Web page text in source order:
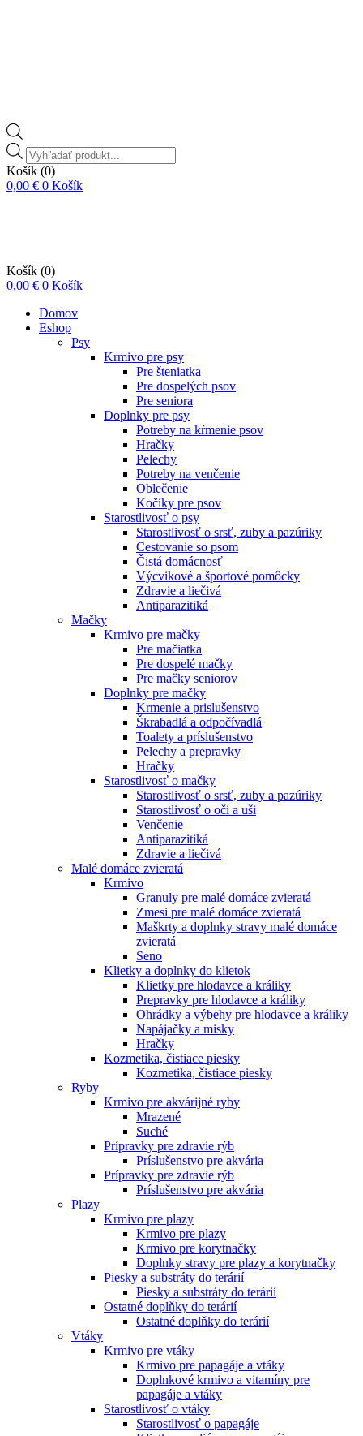
Vyhľadávanie
produktov
Košík (0)
0,00 € 0 Košík
Košík (0)
0,00 € 0 Košík
Domov
Eshop
Psy
Krmivo pre psy
Pre šteniatka
Pre dospelých psov
Pre seniora
Doplnky pre psy
Potreby na kŕmenie psov
Hračky
Pelechy
Potreby na venčenie
Oblečenie
Kočíky pre psov
Starostlivosť o psy
Starostlivosť o srsť, zuby a pazúriky
Cestovanie so psom
Čistá domácnosť
Výcvikové a športové pomôcky
Zdravie a liečivá
Antiparazitiká
Mačky
Krmivo pre mačky
Pre mačiatka
Pre dospelé mačky
Pre mačky seniorov
Doplnky pre mačky
Krmenie a prislušenstvo
Škrabadlá a odpočívadlá
Toalety а príslušenstvo
Pelechy a prepravky
Hračky
Starostlivosť o mačky
Starostlivosť o srsť, zuby a pazúriky
Starostlivosť o oči a uši
Venčenie
Antiparazitiká
Zdravie a liečivá
Malé domáce zvieratá
Krmivo
Granuly pre malé domáce zvieratá
Zmesi pre malé domáce zvieratá
Maškrty a doplnky stravy malé domáce
zvieratá
Seno
Klietky a doplnky do klietok
Klietky pre hlodavce a králiky
Prepravky pre hlodavce a králiky
Ohrádky a výbehy pre hlodavce a králiky
Napájačky a misky
Hračky
Kozmetika, čistiace piesky
Kozmetika, čistiace piesky
Ryby
Krmivo pre akvárijné ryby
Mrazené
Suché
Prípravky pre zdravie rýb
Príslušenstvo pre akvária
Prípravky pre zdravie rýb
Príslušenstvo pre akvária
Plazy
Krmivo pre plazy
Krmivo pre plazy
Krmivo pre korytnačky
Doplnky stravy pre plazy a korytnačky
Piesky a substráty do terárií
Piesky a substráty do terárií
Ostatné doplňky do terárií
Ostatné doplňky do terárií
Vtáky
Krmivo pre vtáky
Krmivo pre papagáje a vtáky
Doplnkové krmivo a vitamíny pre
papagáje a vtáky
Starostlivosť o vtáky
Starostlivosť o papagáje